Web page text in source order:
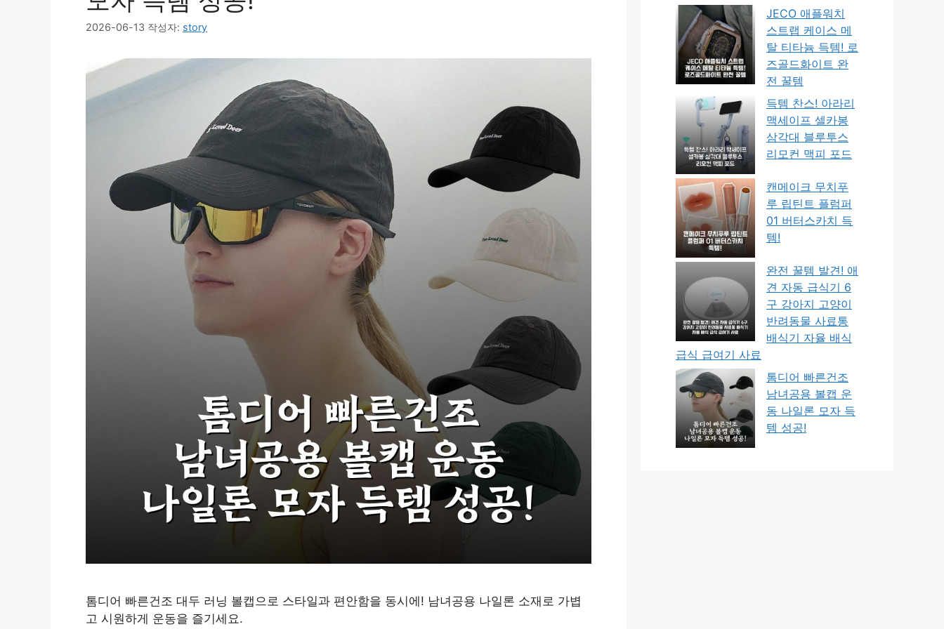
2026-06-13 작성자: story
톰디어 빠른건조 대두 러닝 볼캡으로 스타일과 편안함을 동시에! 남녀공용 나일론 소재로 가볍
고 시원하게 운동을 즐기세요.
JECO 애플워치
스트랩 케이스 메
탈 티타늄 득템! 로
즈골드화이트 완
전 꿀템
득템 찬스! 아라리
맥세이프 셀카봉
삼각대 블루투스
리모컨 맥피 포드
캔메이크 무치푸
루 립틴트 플럼퍼
01 버터스카치 득
템!
완전 꿀템 발견! 애
견 자동 급식기 6
구 강아지 고양이
반려동물 사료통
배식기 자율 배식
급식 급여기 사료
톰디어 빠른건조
남녀공용 볼캡 운
동 나일론 모자 득
템 성공!